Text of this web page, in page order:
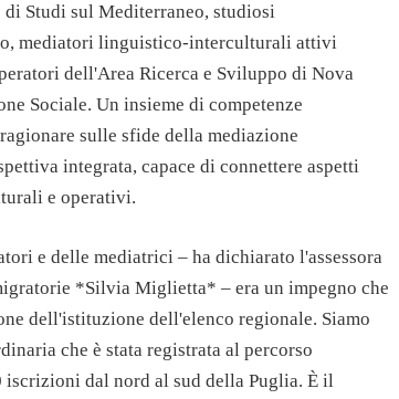
Studi sul Mediterraneo, studiosi
mediatori linguistico-interculturali attivi
dell'Area Ricerca e Sviluppo di Nova
Sociale. Un insieme di competenze
sulle sfide della mediazione
integrata, capace di connettere aspetti
e operativi.
e delle mediatrici – ha dichiarato l'assessora
*Silvia Miglietta* – era un impegno che
dell'istituzione dell'elenco regionale. Siamo
che è stata registrata al percorso
dal nord al sud della Puglia. È il